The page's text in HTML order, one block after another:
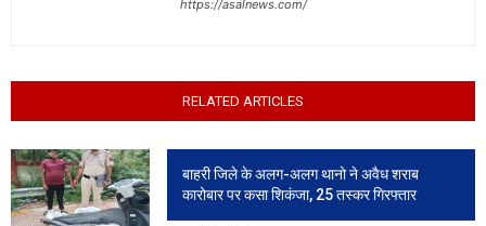
https://asalnews.com/
RELATED ARTICLES
बाहरी जिले के अलग-अलग थानो ने अवैध शराब
कारोबार पर कसा शिकंजा, 25 तस्कर गिरफ्तार